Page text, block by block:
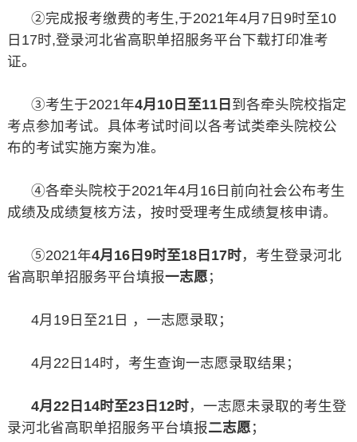
②完成报考缴费的考生,于2021年4月7日9时至10
日17时,登录河北省高职单招服务平台下载打印准考
证。
③考生于2021年4月10日至11日 到各牵头院校指定
考点参加考试。具体考试时间以各考试类牵头院校公
布的考试实施方案为准。
④各牵头院校于2021年4月16日前向社会公布考生
成绩及成绩复核方法，按时受理考生成绩复核申请。
⑤2021年4月16日9时至18日17时，考生登录河北
省高职单招服务平台填报一志愿；
4月19日至21日 ，一志愿录取；
4月22日14时，考生查询一志愿录取结果；
4月22日14时至23日12时，一志愿未录取的考生登
录河北省高职单招服务平台填报二志愿；